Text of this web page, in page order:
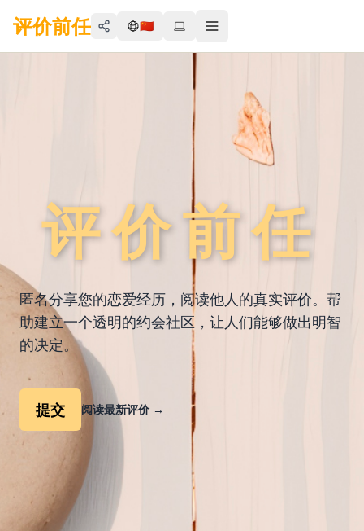
评价前任 Share 🇨🇳 Toggle menu
评价前任
匿名分享您的恋爱经历，阅读他人的真实评价。帮
助建立一个透明的约会社区，让人们能够做出明智
的决定。
提交 阅读最新评价 →